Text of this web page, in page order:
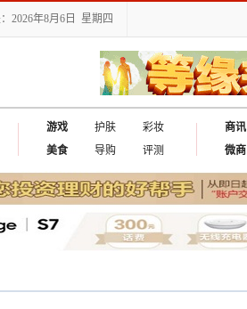
2026年8月6日 星期四
游戏 护肤
彩妆
美食
导购 评测
商讯
微商